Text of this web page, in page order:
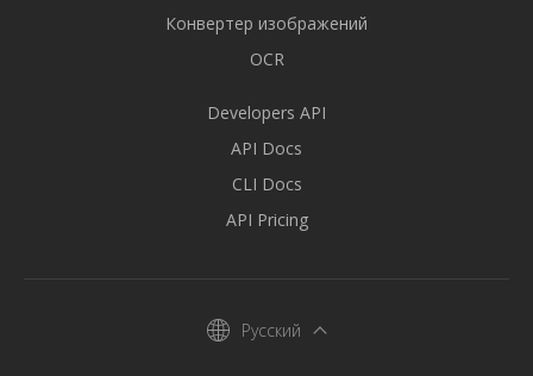
Конвертер изображений
OCR
Developers API
API Docs
CLI Docs
API Pricing
Русский